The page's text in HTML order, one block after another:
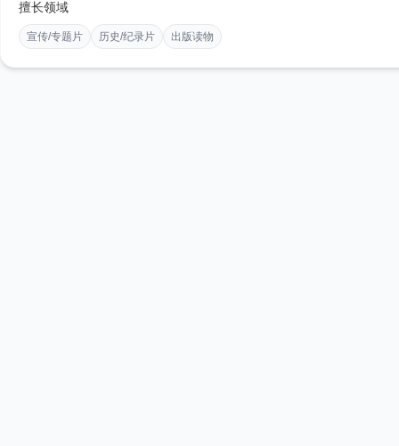
擅长领域
宣传/专题片 历史/纪录片 出版读物